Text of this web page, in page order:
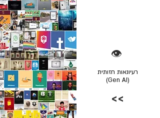
👁️
רעיונאות חזותית
(Gen AI)
>>